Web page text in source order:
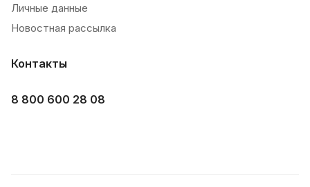
Личные данные
Новостная рассылка
Контакты
8 800 600 28 08